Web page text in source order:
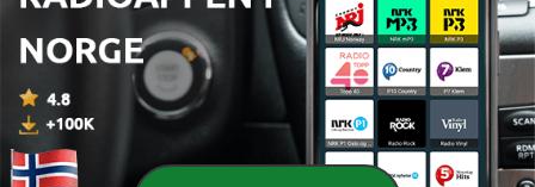
10 jan. 2026
24 - 03- Analog: آنالوگ
03 jan. 2026
23 -
09 jan. 2026